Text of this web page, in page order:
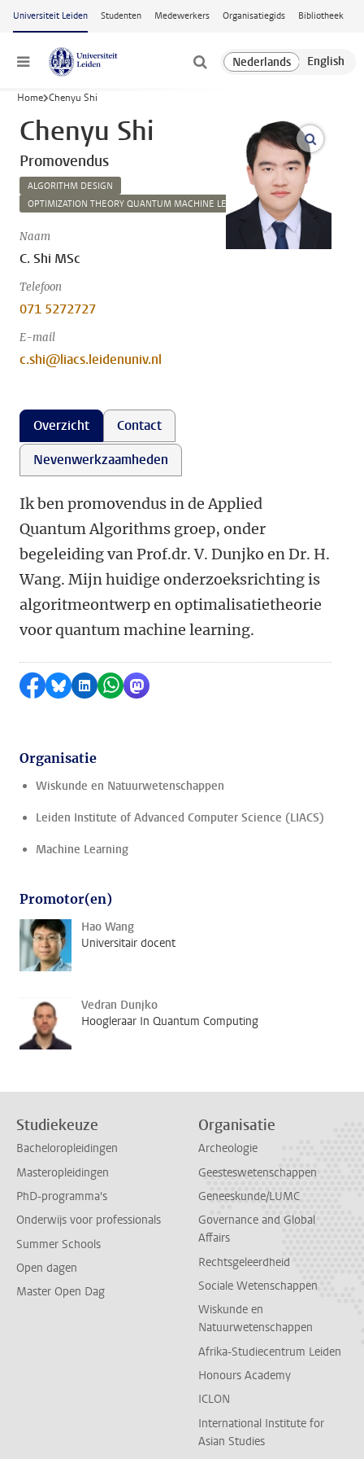
Ga naar hoofdinhoud
Universiteit Leiden Studenten Medewerkers Organisatiegids Bibliotheek
Menu
Home Chenyu Shi
Chenyu Shi
Promovendus
ALGORITHM DESIGN
OPTIMIZATION THEORY QUANTUM MACHINE LEARNING
Naam
C. Shi MSc
Telefoon
071 5272727
E-mail
c.shi@liacs.leidenuniv.nl
open
Overzicht
Contact
Nevenwerkzaamheden
Ik ben promovendus in de Applied
Quantum Algorithms groep, onder
begeleiding van Prof.dr. V. Dunjko en Dr. H.
Wang. Mijn huidige onderzoeksrichting is
algoritmeontwerp en optimalisatietheorie
voor quantum machine learning.
Delen op Facebook
Delen via Bluesky
Delen op LinkedIn
Delen via WhatsApp
Delen via Mastodon
Organisatie
Wiskunde en Natuurwetenschappen
Leiden Institute of Advanced Computer Science (LIACS)
Machine Learning
Promotor(en)
Hao Wang
Universitair docent
Vedran Dunjko
Hoogleraar In Quantum Computing
Studiekeuze
Bacheloropleidingen
Masteropleidingen
PhD-programma's
Onderwijs voor professionals
Summer Schools
Open dagen
Master Open Dag
Organisatie
Archeologie
Geesteswetenschappen
Geneeskunde/LUMC
Governance and Global
Affairs
Rechtsgeleerdheid
Sociale Wetenschappen
Wiskunde en
Natuurwetenschappen
Afrika-Studiecentrum Leiden
Honours Academy
ICLON
International Institute for
Asian Studies